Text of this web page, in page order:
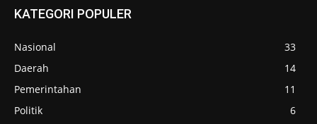
KATEGORI POPULER
Nasional
33
Daerah
14
Pemerintahan
11
Politik
6